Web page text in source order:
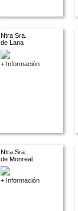
Ntra Sra.
de Lana
+ Información
Ntra Sra.
de Monreal
+ Información